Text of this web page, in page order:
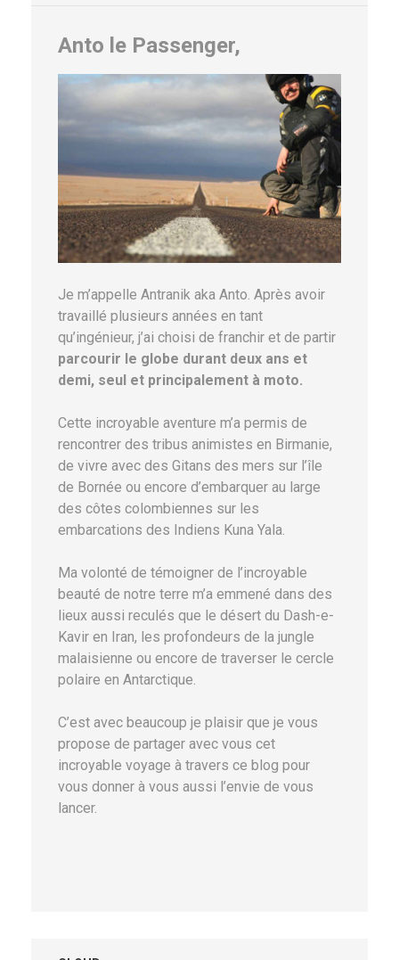
Anto le Passenger,
Je m’appelle Antranik aka Anto. Après avoir
travaillé plusieurs années en tant
qu’ingénieur, j’ai choisi de franchir et de partir
parcourir le globe durant deux ans et
demi, seul et principalement à moto.
Cette incroyable aventure m’a permis de
rencontrer des tribus animistes en Birmanie,
de vivre avec des Gitans des mers sur l’île
de Bornée ou encore d’embarquer au large
des côtes colombiennes sur les
embarcations des Indiens Kuna Yala.
Ma volonté de témoigner de l’incroyable
beauté de notre terre m’a emmené dans des
lieux aussi reculés que le désert du Dash-e-
Kavir en Iran, les profondeurs de la jungle
malaisienne ou encore de traverser le cercle
polaire en Antarctique.
C’est avec beaucoup je plaisir que je vous
propose de partager avec vous cet
incroyable voyage à travers ce blog pour
vous donner à vous aussi l’envie de vous
lancer.